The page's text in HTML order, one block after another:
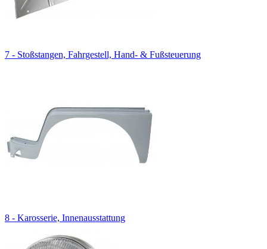
7 - Stoßstangen, Fahrgestell, Hand- & Fußsteuerung
8 - Karosserie, Innenausstattung